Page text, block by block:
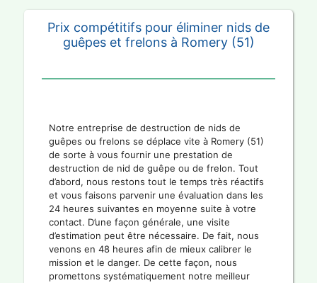
Prix compétitifs pour éliminer nids de
guêpes et frelons à Romery (51)
Notre entreprise de destruction de nids de
guêpes ou frelons se déplace vite à Romery (51)
de sorte à vous fournir une prestation de
destruction de nid de guêpe ou de frelon. Tout
d’abord, nous restons tout le temps très réactifs
et vous faisons parvenir une évaluation dans les
24 heures suivantes en moyenne suite à votre
contact. D’une façon générale, une visite
d’estimation peut être nécessaire. De fait, nous
venons en 48 heures afin de mieux calibrer le
mission et le danger. De cette façon, nous
promettons systématiquement notre meilleur